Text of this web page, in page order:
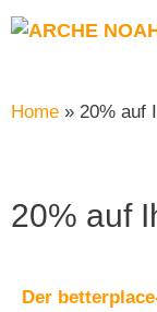
Home » 20% auf
20% auf
Der